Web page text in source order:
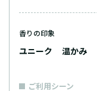
香りの印象
ユニーク 温かみ
ご利用シーン